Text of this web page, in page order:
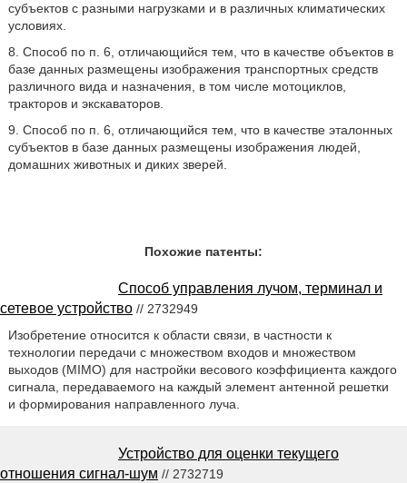
субъектов с разными нагрузками и в различных климатических
условиях.
8. Способ по п. 6, отличающийся тем, что в качестве объектов в
базе данных размещены изображения транспортных средств
различного вида и назначения, в том числе мотоциклов,
тракторов и экскаваторов.
9. Способ по п. 6, отличающийся тем, что в качестве эталонных
субъектов в базе данных размещены изображения людей,
домашних животных и диких зверей.
Похожие патенты:
Способ управления лучом, терминал и
сетевое устройство // 2732949
Изобретение относится к области связи, в частности к
технологии передачи с множеством входов и множеством
выходов (MIMO) для настройки весового коэффициента каждого
сигнала, передаваемого на каждый элемент антенной решетки
и формирования направленного луча.
Устройство для оценки текущего
отношения сигнал-шум // 2732719